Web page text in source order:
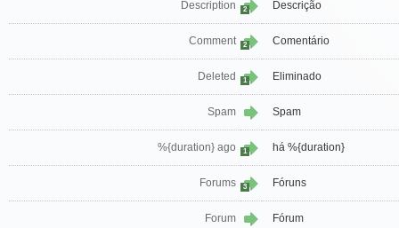
Description 2 Descrição
Comment 2 Comentário
Deleted 1 Eliminado
Spam Spam
%{duration} ago 1 há %{duration}
Forums 3 Fóruns
Forum Fórum